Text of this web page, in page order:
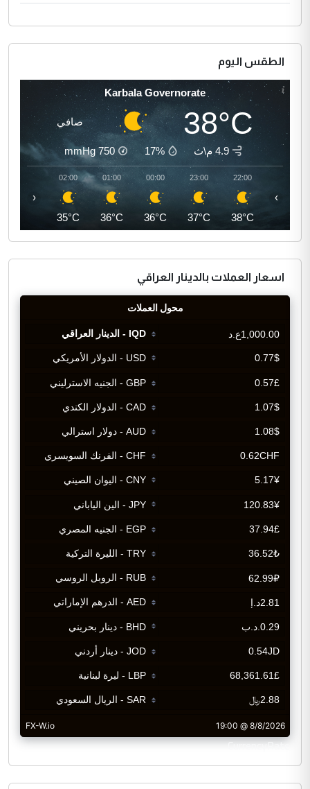
الطقس اليوم
Karbala Governorate
38°C صافي
4.9 م\ث 17%
750
mmHg
22:00
38°C
23:00
37°C
00:00
36°C
01:00
36°C
02:00
35°C
‹ ›
اسعار العملات بالدينار العراقي
CurrencyRate